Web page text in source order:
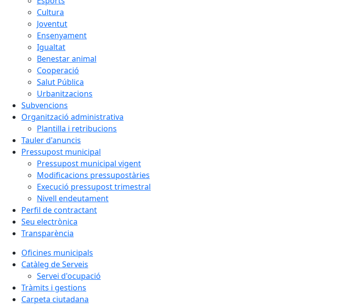
Cultura
Joventut
Ensenyament
Igualtat
Benestar animal
Cooperació
Salut Pública
Urbanitzacions
Subvencions
Organització administrativa
Plantilla i retribucions
Tauler d'anuncis
Pressupost municipal
Pressupost municipal vigent
Modificacions pressupostàries
Execució pressupost trimestral
Nivell endeutament
Perfil de contractant
Seu electrònica
Transparència
Oficines municipals
Catàleg de Serveis
Servei d'ocupació
Tràmits i gestions
Carpeta ciutadana